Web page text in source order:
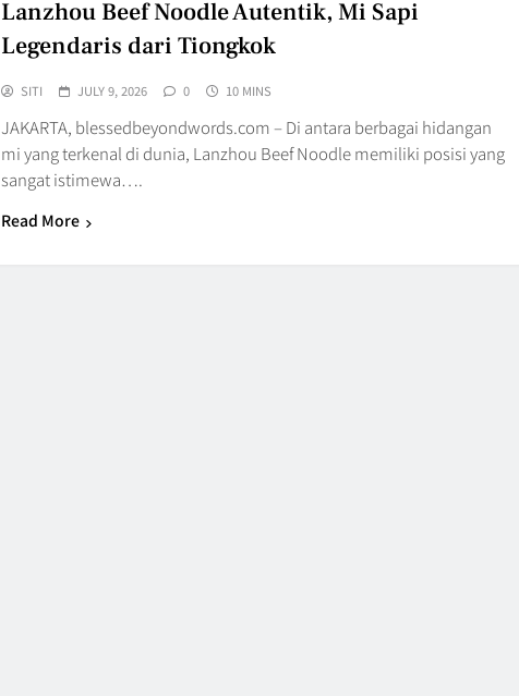
Lanzhou Beef Noodle Autentik, Mi Sapi
Legendaris dari Tiongkok
SITI JULY 9, 2026 0 10 MINS
JAKARTA, blessedbeyondwords.com – Di antara berbagai hidangan
mi yang terkenal di dunia, Lanzhou Beef Noodle memiliki posisi yang
sangat istimewa….
Read More